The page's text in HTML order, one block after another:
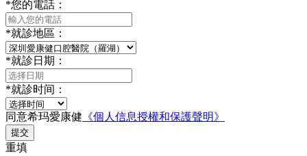
*您的電話：
*就診地區：
*就診日期：
*就診时间：
同意希玛愛康健 《個人信息授權和保護聲明》
提交
重填